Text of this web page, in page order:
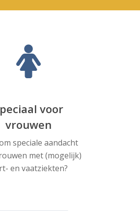
voor
vrouwen
speciale aandacht
met (mogelijk)
en vaatziekten?